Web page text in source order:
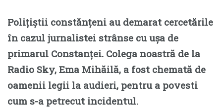
Polițiștii constănțeni au demarat cercetările
în cazul jurnalistei strânse cu ușa de
primarul Constanței. Colega noastră de la
Radio Sky, Ema Mihăilă, a fost chemată de
oamenii legii la audieri, pentru a povesti
cum s-a petrecut incidentul.